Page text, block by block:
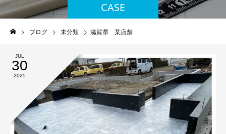
CASE
ブログ 未分類 滋賀県 某店舗
JUL
30
2025